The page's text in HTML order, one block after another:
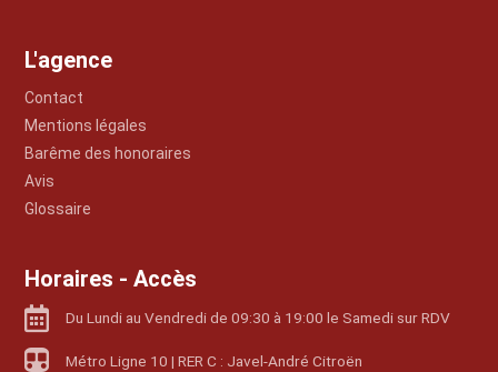
L'agence
Contact
Mentions légales
Barême des honoraires
Avis
Glossaire
Horaires - Accès
Du Lundi au Vendredi de 09:30 à 19:00 le Samedi sur RDV
Métro Ligne 10 | RER C : Javel-André Citroën